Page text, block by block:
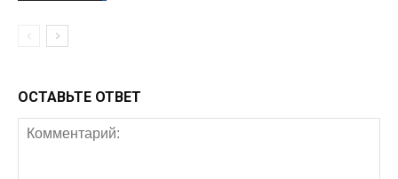
ОСТАВЬТЕ ОТВЕТ